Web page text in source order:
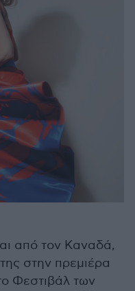
από τον Καναδά,
στην πρεμιέρα
Φεστιβάλ των